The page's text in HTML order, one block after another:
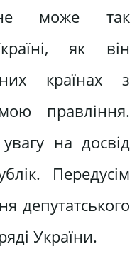
може так
як він
країнах з
правління.
на досвід
Передусім
депутатського
України.